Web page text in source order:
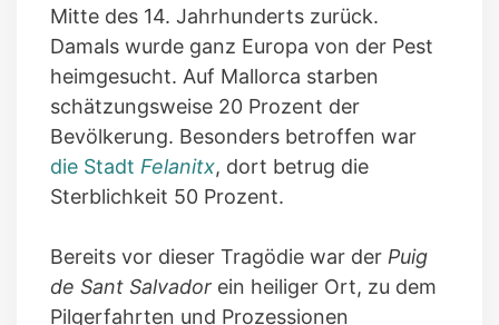
Mitte des 14. Jahrhunderts zurück.
Damals wurde ganz Europa von der Pest
heimgesucht. Auf Mallorca starben
schätzungsweise 20 Prozent der
Bevölkerung. Besonders betroffen war
die Stadt Felanitx, dort betrug die
Sterblichkeit 50 Prozent.
Bereits vor dieser Tragödie war der Puig
de Sant Salvador ein heiliger Ort, zu dem
Pilgerfahrten und Prozessionen